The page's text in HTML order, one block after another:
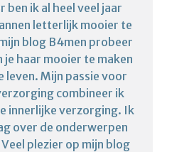
ben ik al heel veel jaar
letterlijk mooier te
blog B4men probeer
je haar mooier te maken
leven. Mijn passie voor
combineer ik
innerlijke verzorging. Ik
over de onderwerpen
plezier op mijn blog